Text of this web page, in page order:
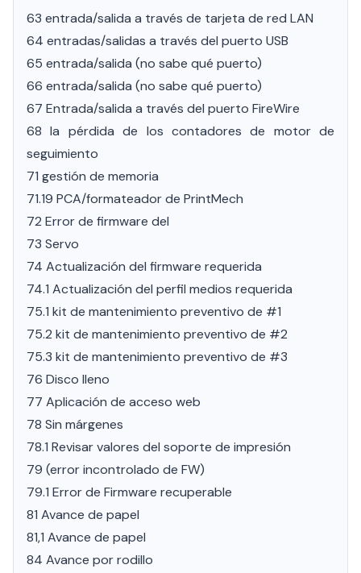
63 entrada/salida a través de tarjeta de red LAN
64 entradas/salidas a través del puerto USB
65 entrada/salida (no sabe qué puerto)
66 entrada/salida (no sabe qué puerto)
67 Entrada/salida a través del puerto FireWire
68 la pérdida de los contadores de motor de
seguimiento
71 gestión de memoria
71.19 PCA/formateador de PrintMech
72 Error de firmware del
73 Servo
74 Actualización del firmware requerida
74.1 Actualización del perfil medios requerida
75.1 kit de mantenimiento preventivo de #1
75.2 kit de mantenimiento preventivo de #2
75.3 kit de mantenimiento preventivo de #3
76 Disco lleno
77 Aplicación de acceso web
78 Sin márgenes
78.1 Revisar valores del soporte de impresión
79 (error incontrolado de FW)
79.1 Error de Firmware recuperable
81 Avance de papel
81,1 Avance de papel
84 Avance por rodillo